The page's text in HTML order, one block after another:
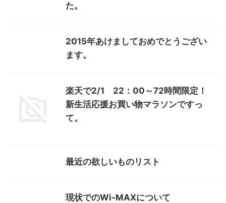
た。
2015年あけましておめでとうござい
ます。
楽天で2/1 22：00～72時間限定！
新生活応援お買い物マラソンですっ
て。
最近の欲しいものリスト
現状でのWi-MAXについて